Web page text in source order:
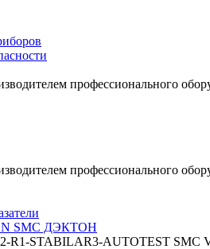
профессионального
профессионального
SMC ДЭКТОН
R1-STABILAR3-AUTOTEST SMC